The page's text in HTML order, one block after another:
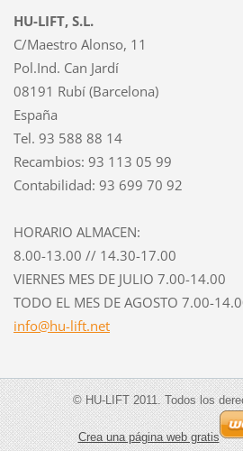
HU-LIFT, S.L.
C/Maestro Alonso, 11
Pol.Ind. Can Jardí
08191 Rubí (Barcelona)
España
Tel. 93 588 88 14
Recambios: 93 113 05 99
Contabilidad: 93 699 70 92
HORARIO ALMACEN:
8.00-13.00 // 14.30-17.00
VIERNES MES DE JULIO 7.00-14.00
TODO EL MES DE AGOSTO 7.00-
info@hu-lift.net
© HU-LIFT 2011. Todos los
Crea una página web gratis